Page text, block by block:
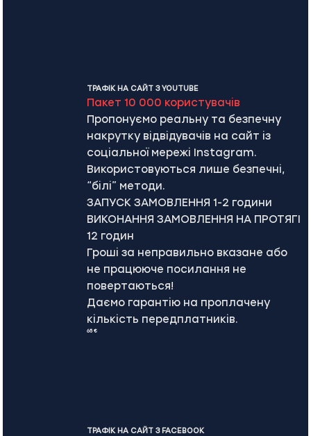
ТРАФІК НА САЙТ З YOUTUBE
Пакет 10 000 користувачів
Пропонуємо реальну та безпечну
накрутку відвідувачів на сайт із
соціальної мережі Instagram.
Використовуються лише безпечні,
“білі” методи.
ЗАПУСК ЗАМОВЛЕННЯ 1-2 години
ВИКОНАННЯ ЗАМОВЛЕННЯ НА ПРОТЯГІ
12 годин
Гроші за неправильно вказане або
не працююче посилання не
повертаються!
Даємо гарантію на проплачену
кількість передплатників.
65 €
ТРАФІК НА САЙТ З FACEBOOK